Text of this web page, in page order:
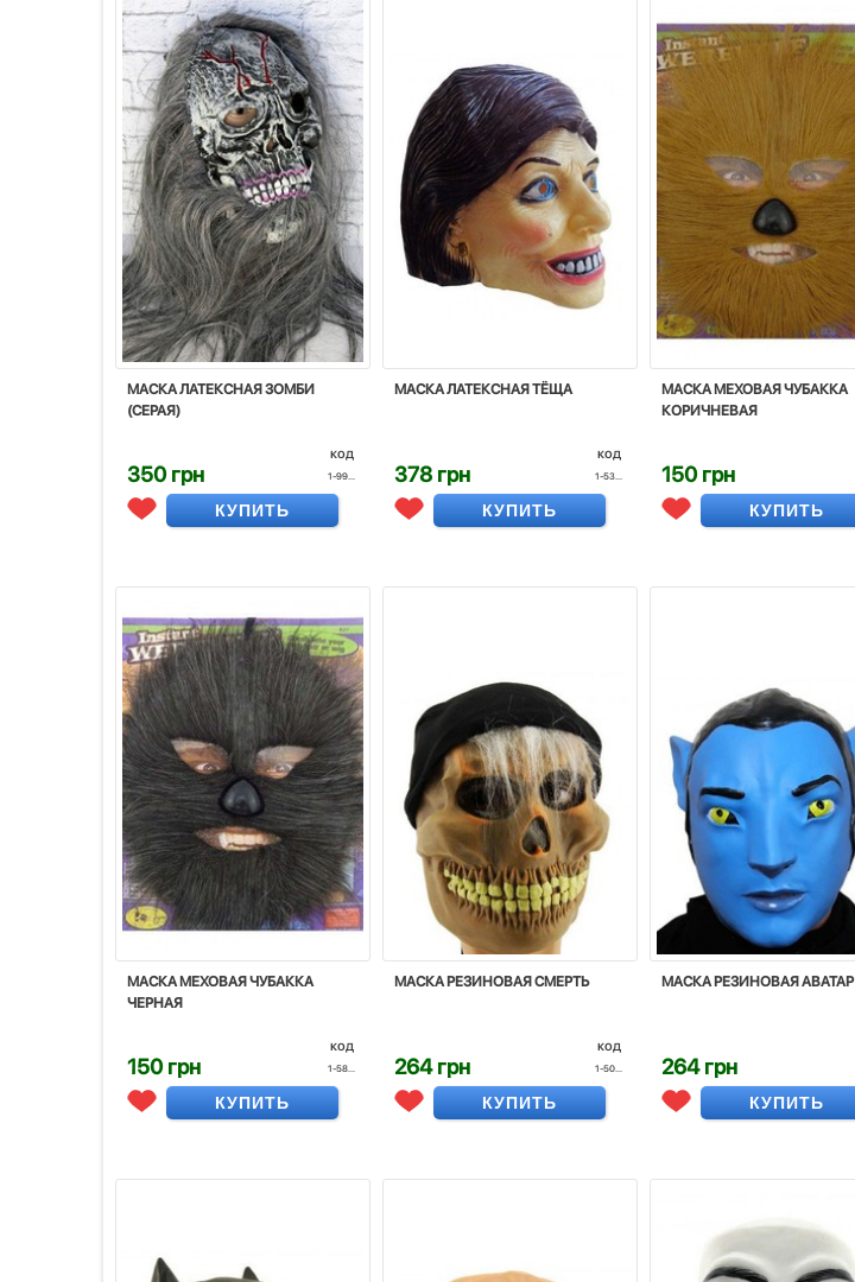
МАСКА ЛАТЕКСНАЯ ЗОМБИ
(СЕРАЯ)
350 грн
код
1-99...
КУПИТЬ
МАСКА ЛАТЕКСНАЯ ТЁЩА
378 грн
код
1-53...
КУПИТЬ
МАСКА МЕХОВАЯ ЧУБАККА
КОРИЧНЕВАЯ
150 грн
КУПИТЬ
МАСКА МЕХОВАЯ ЧУБАККА
ЧЕРНАЯ
150 грн
код
1-58...
КУПИТЬ
МАСКА РЕЗИНОВАЯ CМЕРТЬ
264 грн
код
1-50...
КУПИТЬ
МАСКА РЕЗИНОВАЯ АВАТАР
264 грн
КУПИТЬ